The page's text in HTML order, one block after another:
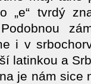
„e“ tvrdý
i v
latinkou a
je nám sice